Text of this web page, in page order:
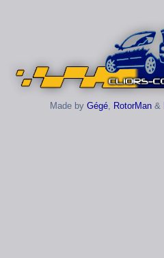
Made by Gégé, RotorMan&